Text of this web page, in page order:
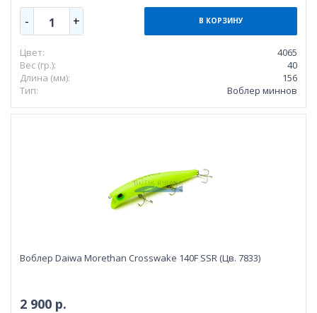
- 1 + В КОРЗИНУ
Цвет:
4065
Вес (гр.):
40
Длина (мм):
156
Тип:
Воблер миннов
Воблер Daiwa Morethan Crosswake 140F SSR (Цв. 7833)
2 900 р.